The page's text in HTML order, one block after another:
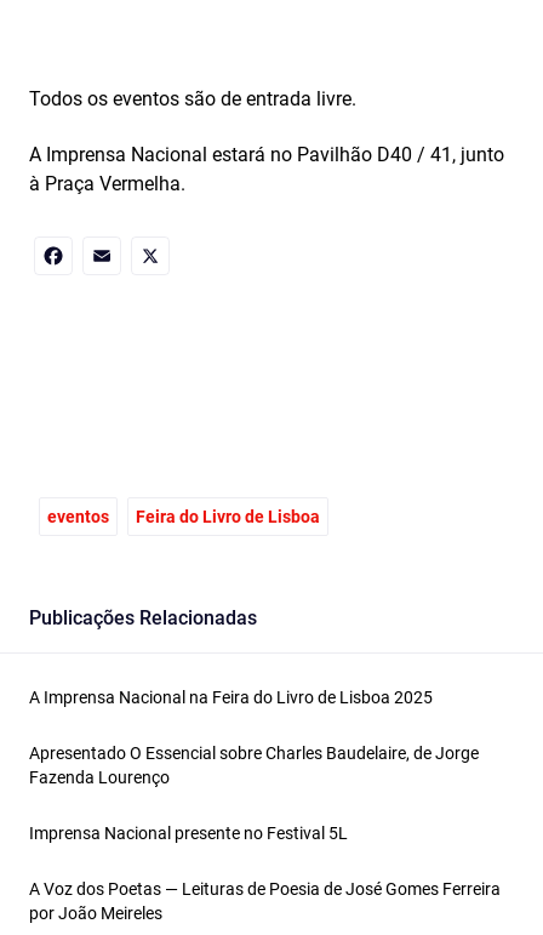
Todos os eventos são de entrada livre.
A Imprensa Nacional estará no Pavilhão D40 / 41, junto
à Praça Vermelha.
eventos Feira do Livro de Lisboa
Publicações Relacionadas
A Imprensa Nacional na Feira do Livro de Lisboa 2025
Apresentado O Essencial sobre Charles Baudelaire, de Jorge
Fazenda Lourenço
Imprensa Nacional presente no Festival 5L
A Voz dos Poetas — Leituras de Poesia de José Gomes Ferreira
por João Meireles